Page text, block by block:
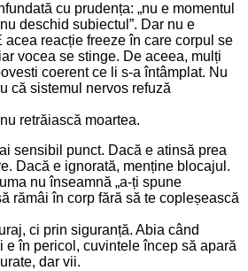
cu prudența: „nu e momentul
deschid subiectul”. Dar nu e
reacție freeze în care corpul se
vocea se stinge. De aceea, mulți
coerent ce li s-a întâmplat. Nu
că sistemul nervos refuză
retrăiască moartea.
sensibil punct. Dacă e atinsă prea
Dacă e ignorată, menține blocajul.
nu înseamnă „a-ți spune
rămâi în corp fără să te copleșească
ci prin siguranță. Abia când
e în pericol, cuvintele încep să apară
dar vii.